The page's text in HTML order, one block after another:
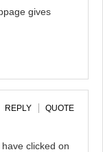
gives
REPLY QUOTE
clicked on